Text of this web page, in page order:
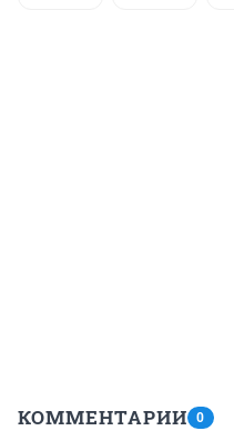
КОММЕНТАРИИ 0